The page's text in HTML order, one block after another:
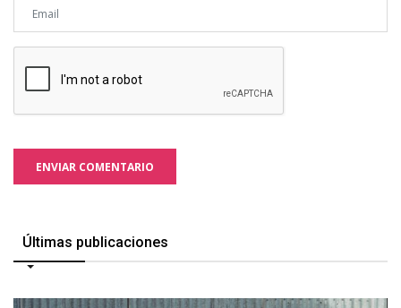
ENVIAR COMENTARIO
Últimas publicaciones